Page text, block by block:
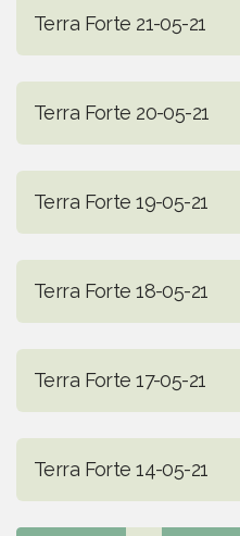
Terra Forte 21-05-21
Terra Forte 20-05-21
Terra Forte 19-05-21
Terra Forte 18-05-21
Terra Forte 17-05-21
Terra Forte 14-05-21